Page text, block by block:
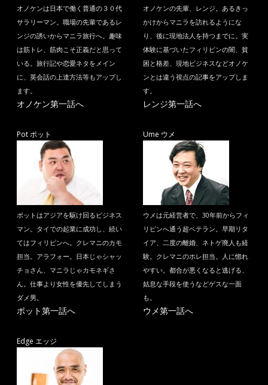
オノケンは日本で働く普通の３０代
サラリーマン。職場の先輩であるレ
ンジの誘いからマニラ旅行へ。趣味
は筋トレ、筋肉こそ正義だと思って
いる。旅行記や恋愛ネタをメイン
に、英会話の上達方法等もアップし
ます。
オノケン第一話へ
オノケンの先輩、レンジ。あるきっ
かけからマニラを訪れるようにな
り、後に現地法人を持つまでに。実
体験に基づいたフィリピンの闇、貧
困と格差、現地ビジネスなどオノケ
ンとは違う視点の記事をアップしま
す。
レンジ第一話へ
Pot ポット
ポットはアジアを駆け回るビジネス
マン。タイでの起業に成功し、続い
てはフィリピンへ。クレマニのカモ
担当。アラフォー。日本じゃシャッ
チョさん、マニラじゃカモネギさ
ん。仕事より女性を優先してしまう
ダメ男。
ポット第一話へ
Ume ウメ
ウメは元経営者で、30年前からフィ
リピンへ通う超ベテラン。早期リタ
イア、二度の離婚、ネトゲ廃人も経
験。クレマニのホレ担当。人に惚れ
やすい。都合が悪くなると逃げる、
姑息な手段を使うなどゲスな一面
も。
ウメ第一話へ
Edge エッジ